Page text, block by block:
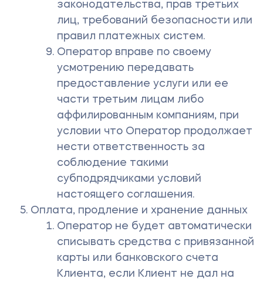
законодательства, прав третьих
лиц, требований безопасности или
правил платежных систем.
Оператор вправе по своему
усмотрению передавать
предоставление услуги или ее
части третьим лицам либо
аффилированным компаниям, при
условии что Оператор продолжает
нести ответственность за
соблюдение такими
субподрядчиками условий
настоящего соглашения.
Оплата, продление и хранение данных
Оператор не будет автоматически
списывать средства с привязанной
карты или банковского счета
Клиента, если Клиент не дал на